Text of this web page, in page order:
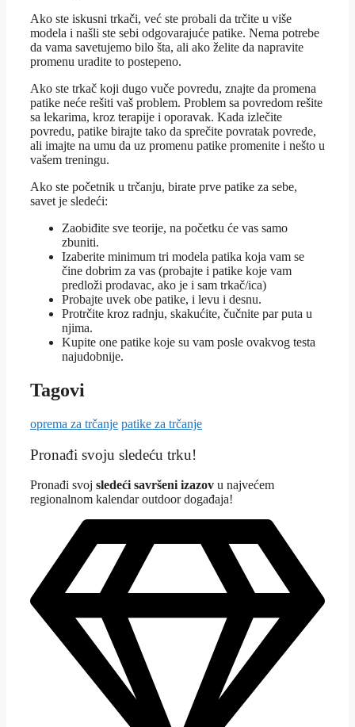
Ako ste iskusni trkači, već ste probali da trčite u više
modela i našli ste sebi odgovarajuće patike. Nema potrebe
da vama savetujemo bilo šta, ali ako želite da napravite
promenu uradite to postepeno.
Ako ste trkač koji dugo vuče povredu, znajte da promena
patike neće rešiti vaš problem. Problem sa povredom rešite
sa lekarima, kroz terapije i oporavak. Kada izlečite
povredu, patike birajte tako da sprečite povratak povrede,
ali imajte na umu da uz promenu patike promenite i nešto u
vašem treningu.
Ako ste početnik u trčanju, birate prve patike za sebe,
savet je sledeći:
Zaobiđite sve teorije, na početku će vas samo
zbuniti.
Izaberite minimum tri modela patika koja vam se
čine dobrim za vas (probajte i patike koje vam
predloži prodavac, ako je i sam trkač/ica)
Probajte uvek obe patike, i levu i desnu.
Protrčite kroz radnju, skakućite, čučnite par puta u
njima.
Kupite one patike koje su vam posle ovakvog testa
najudobnije.
Tagovi
oprema za trčanje patike za trčanje
Pronađi svoju sledeću trku!
Pronađi svoj sledeći savršeni izazov u najvećem
regionalnom kalendar outdoor događaja!